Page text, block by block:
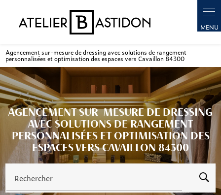
Agencement sur-mesure de dressing avec solutions de rangement
personnalisées et optimisation des espaces vers Cavaillon 84300
AGENCEMENT SUR-MESURE DE DRESSING
AVEC SOLUTIONS DE RANGEMENT
PERSONNALISÉES ET OPTIMISATION DES
ESPACES VERS CAVAILLON 84300
Rechercher